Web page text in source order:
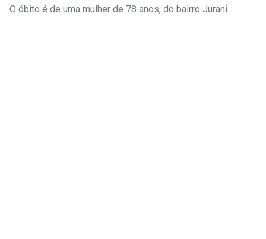
O óbito é de uma mulher de 78 anos, do bairro Jurani.